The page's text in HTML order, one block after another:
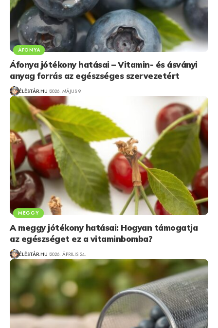
ÁFONYA
Áfonya jótékony hatásai – Vitamin- és ásványi
anyag forrás az egészséges szervezetért
ÉLÉSTÁR.HU 2026. MÁJUS 9.
MEGGY
A meggy jótékony hatásai: Hogyan támogatja
az egészséget ez a vitaminbomba?
ÉLÉSTÁR.HU 2026. ÁPRILIS 24.